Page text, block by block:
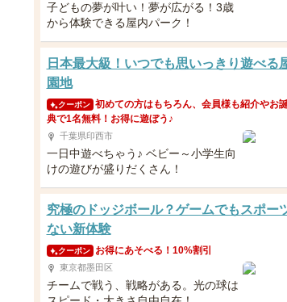
子どもの夢が叶い！夢が広がる！3歳
から体験できる屋内パーク！
日本最大級！いつでも思いっきり遊べる
園地
クーポン 初めての方はもちろん、会員様も紹介やお
典で1名無料！お得に遊ぼう♪
千葉県印西市
一日中遊べちゃう♪ ベビー～小学生向
けの遊びが盛りだくさん！
究極のドッジボール？ゲームでもスポー
ない新体験
クーポン お得にあそべる！10%割引
東京都墨田区
チームで戦う、戦略がある。光の球は